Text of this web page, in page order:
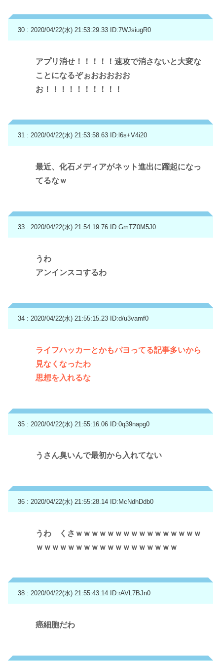
30 : 2020/04/22(水) 21:53:29.33 ID:7WJsiugR0
アプリ消せ！！！！！速攻で消さないと大変な
ことになるぞぉおおおおお
お！！！！！！！！！！
31 : 2020/04/22(水) 21:53:58.63 ID:l6s+V4i20
最近、化石メディアがネット進出に躍起になっ
てるなｗ
33 : 2020/04/22(水) 21:54:19.76 ID:GmTZ0M5J0
うわ
アンインスコするわ
34 : 2020/04/22(水) 21:55:15.23 ID:d/u3vamf0
ライフハッカーとかもパヨってる記事多いから
見なくなったわ
思想を入れるな
35 : 2020/04/22(水) 21:55:16.06 ID:0q39napg0
うさん臭いんで最初から入れてない
36 : 2020/04/22(水) 21:55:28.14 ID:McNdhDdb0
うわ くさｗｗｗｗｗｗｗｗｗｗｗｗｗｗｗｗ
ｗｗｗｗｗｗｗｗｗｗｗｗｗｗｗｗｗｗ
38 : 2020/04/22(水) 21:55:43.14 ID:rAVL7BJn0
癌細胞だわ